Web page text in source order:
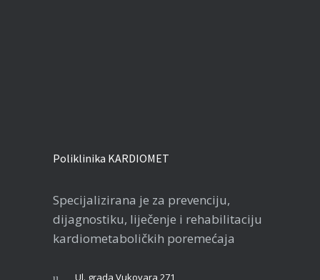
Poliklinika KARDIOMET
Specijalizirana je za prevenciju,
dijagnostiku, liječenje i rehabilitaciju
kardiometaboličkih poremećaja
Ul. grada Vukovara 271